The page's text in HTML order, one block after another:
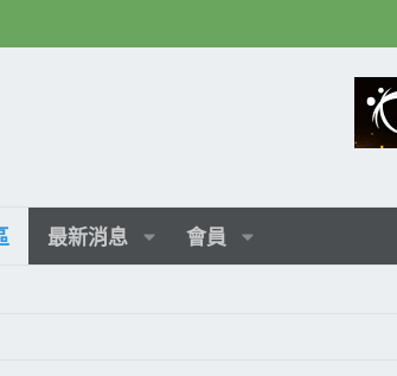
最新消息 會員